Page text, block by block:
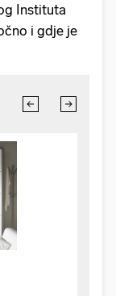
Instituta
i gdje je